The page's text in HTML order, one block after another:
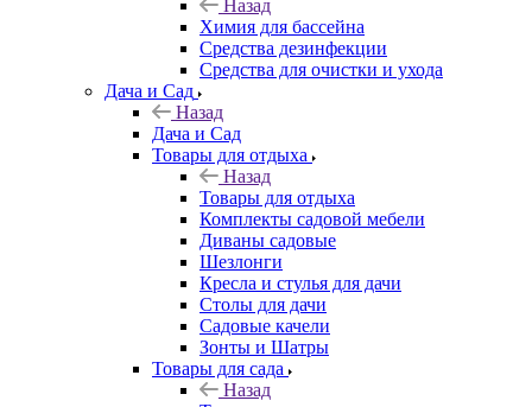
Назад
Химия для бассейна
Средства дезинфекции
Средства для очистки и ухода
Дача и Сад
Назад
Дача и Сад
Товары для отдыха
Назад
Товары для отдыха
Комплекты садовой мебели
Диваны садовые
Шезлонги
Кресла и стулья для дачи
Столы для дачи
Садовые качели
Зонты и Шатры
Товары для сада
Назад